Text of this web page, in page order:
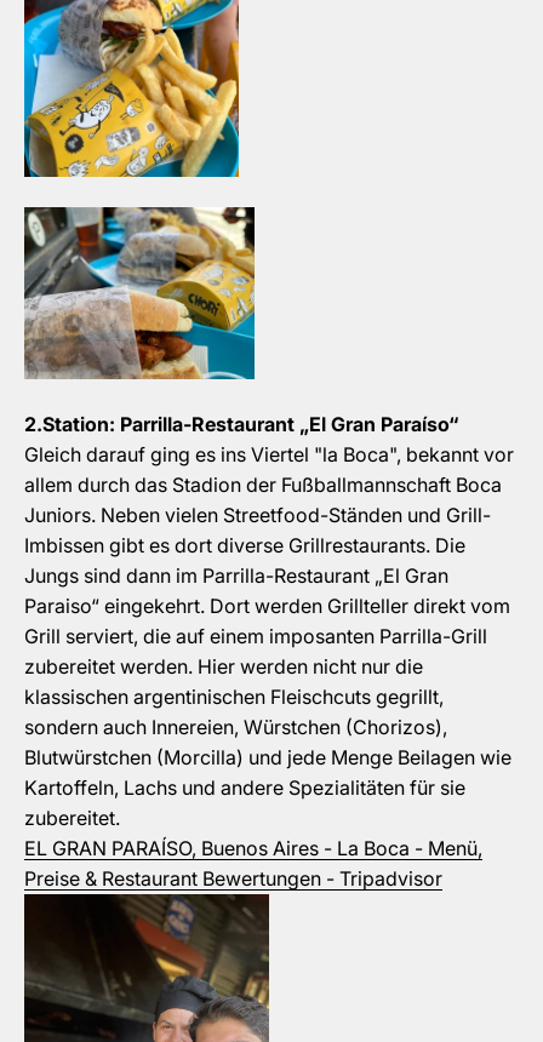
2.Station: Parrilla-Restaurant „El Gran Paraíso“
Gleich darauf ging es ins Viertel "la Boca", bekannt vor
allem durch das Stadion der Fußballmannschaft Boca
Juniors. Neben vielen Streetfood-Ständen und Grill-
Imbissen gibt es dort diverse Grillrestaurants. Die
Jungs sind dann im Parrilla-Restaurant „El Gran
Paraiso“ eingekehrt. Dort werden Grillteller direkt vom
Grill serviert, die auf einem imposanten Parrilla-Grill
zubereitet werden. Hier werden nicht nur die
klassischen argentinischen Fleischcuts gegrillt,
sondern auch Innereien, Würstchen (Chorizos),
Blutwürstchen (Morcilla) und jede Menge Beilagen wie
Kartoffeln, Lachs und andere Spezialitäten für sie
zubereitet.
EL GRAN PARAÍSO, Buenos Aires - La Boca - Menü,
Preise & Restaurant Bewertungen - Tripadvisor